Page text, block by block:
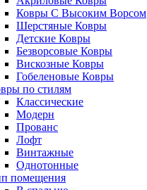
Ковры С Высоким Ворсом
Шерстяные Ковры
Детские Ковры
Безворсовые Ковры
Вискозные Ковры
Гобеленовые Ковры
по стилям
Классические
Модерн
Прованс
Лофт
Винтажные
Однотонные
помещения